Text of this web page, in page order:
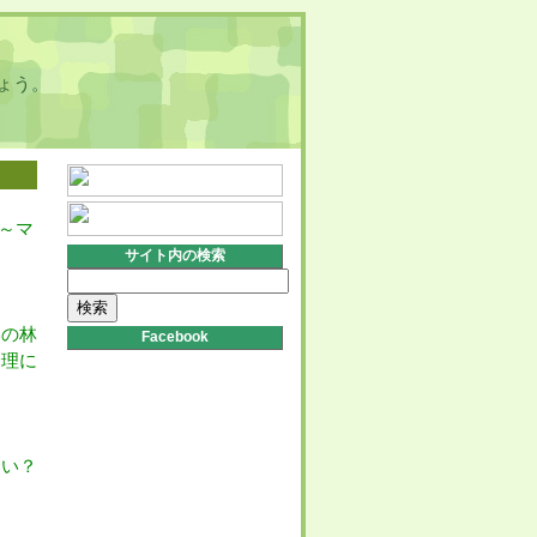
う。
マ
林
に
？
サイト内の検索
索:
Facebook